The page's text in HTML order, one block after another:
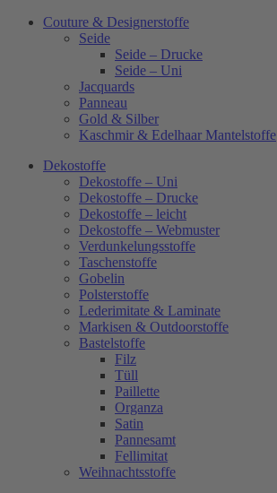
Couture & Designerstoffe
Seide
Seide – Drucke
Seide – Uni
Jacquards
Panneau
Gold & Silber
Kaschmir & Edelhaar Mantelstoffe
Dekostoffe
Dekostoffe – Uni
Dekostoffe – Drucke
Dekostoffe – leicht
Dekostoffe – Webmuster
Verdunkelungsstoffe
Taschenstoffe
Gobelin
Polsterstoffe
Lederimitate & Laminate
Markisen & Outdoorstoffe
Bastelstoffe
Filz
Tüll
Paillette
Organza
Satin
Pannesamt
Fellimitat
Weihnachtsstoffe